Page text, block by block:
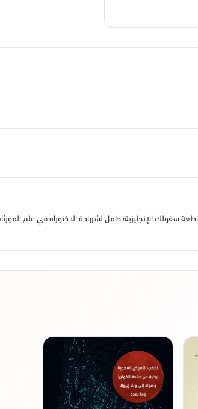
1975 بمدينة إبسويتش الساحلية الواقعة بمقاطعة سفولك الإنجليزية؛ حامل لشهادة